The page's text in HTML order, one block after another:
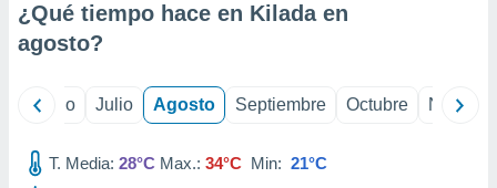
de
1199
¿Qué tiempo hace en Kilada en
agosto?
Junio Julio Agosto Septiembre Octubre
T. Media: 28°C Max.: 34°C Min: 21°C